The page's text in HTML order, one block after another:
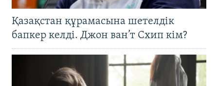
Қазақстан құрамасына шетелдік
бапкер келді. Джон ван’т Схип кім?